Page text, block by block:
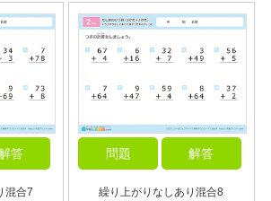
答
混合7
問題 解答
繰り上がりなしあり混合8